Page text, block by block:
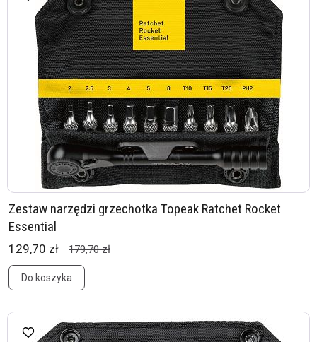
Zestaw narzędzi grzechotka Topeak Ratchet Rocket
Essential
129,70 zł 179,70 zł
Do koszyka